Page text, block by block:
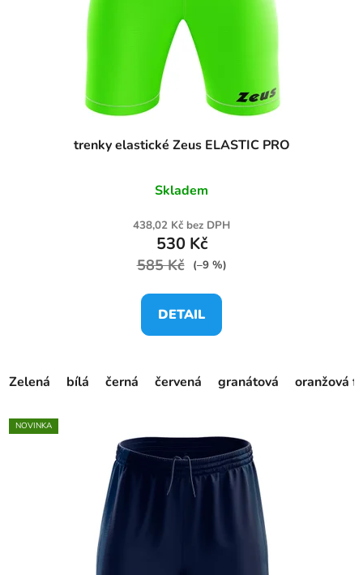
trenky elastické Zeus ELASTIC PRO
Skladem
438,02 Kč bez DPH
530 Kč
585 Kč (–9 %)
DETAIL
Zelená bílá černá červená granátová oranžová
NOVINKA